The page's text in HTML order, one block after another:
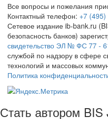
Все вопросы и пожелания
Контактный телефон: +7
Сетевое издание ib-bank.ru
безопасность банков)
свидетельство ЭЛ № ФС 77 -
службой по надзору в сфере
технологий и массовых
Политика
Стать автором BIS